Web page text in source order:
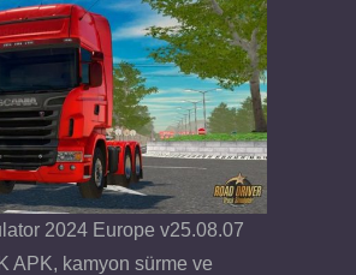
2024 Europe v25.08.07
APK, kamyon sürme ve